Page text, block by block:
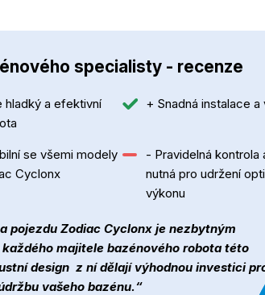
specialisty - recenze
hladký a efektivní
+ Snadná instalace a
se všemi modely
Cyclonx
- Pravidelná kontrola
nutná pro udržení
výkonu
pojezdu Zodiac Cyclonx je nezbytným
majitele bazénového robota této
design z ní dělají výhodnou investici
vašeho bazénu.“